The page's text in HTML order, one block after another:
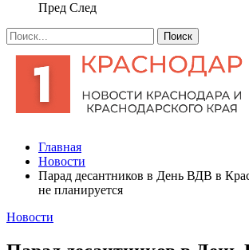
Пред След
Главная
Новости
Парад десантников в День ВДВ в
не планируется
Новости